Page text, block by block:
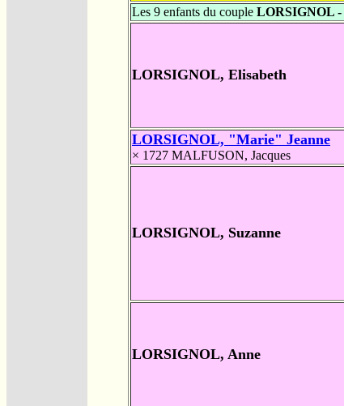
Les 9 enfants du couple LORSIGNOL
LORSIGNOL, Elisabeth
LORSIGNOL, "Marie" Jeanne
× 1727 MALFUSON, Jacques
LORSIGNOL, Suzanne
LORSIGNOL, Anne